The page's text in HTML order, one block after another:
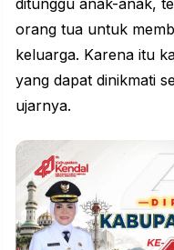
orang tua untuk
keluarga. Karena itu
yang dapat dinikmati
ujarnya.